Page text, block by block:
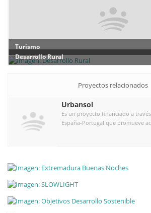
Turismo
Desarrollo Rural
Proyectos relacionados
Urbansol
Es un proyecto financiado a
España-Portugal que promueve